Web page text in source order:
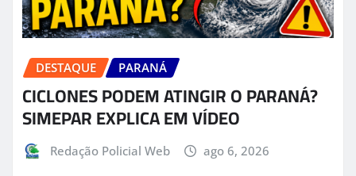
DESTAQUE PARANÁ
CICLONES PODEM ATINGIR O PARANÁ?
SIMEPAR EXPLICA EM VÍDEO
Redação Policial Web ago 6, 2026